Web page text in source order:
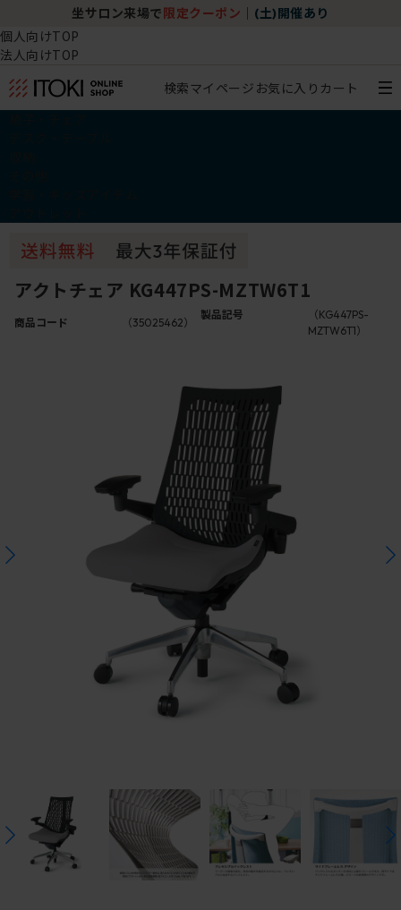
坐サロン来場で 限定クーポン (土)開催あり
個人向けTOP
法人向けTOP
検索マイページ お気に入り カート
アクトチェア KG447PS-MZTW6T1
商品コード （35025462）
製品記号
（KG447PS-
MZTW6T1）